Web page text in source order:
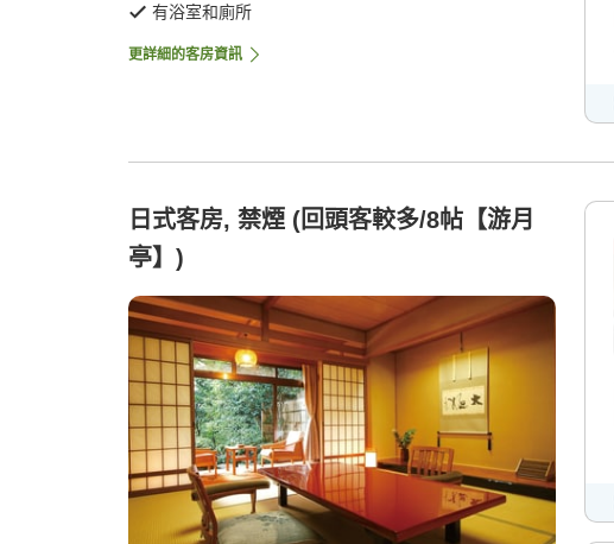
有浴室和廁所
更詳細的客房資訊
日式客房, 禁煙 (回頭客較多/8帖【游月
亭】)